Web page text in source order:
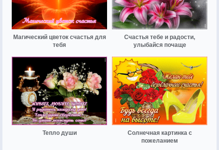
Магический цветок счастья для
тебя
Счастья тебе и радости,
улыбайся почаще
Тепло души
Солнечная картинка с
пожеланием